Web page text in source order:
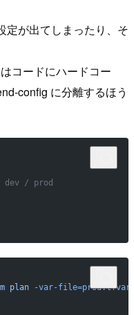
定が出てしまったり、そ
はコードにハードコー
config に分離するほう
dev / prod
plan -var-